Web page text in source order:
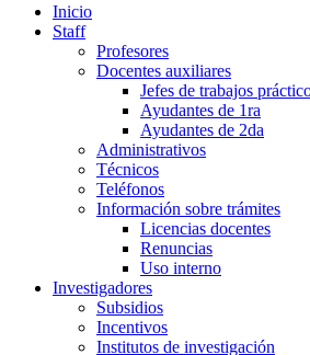
Inicio
Staff
Profesores
Docentes auxiliares
Jefes de trabajos
Ayudantes de 1ra
Ayudantes de 2da
Administrativos
Técnicos
Teléfonos
Información sobre trámites
Licencias docentes
Renuncias
Uso interno
Investigadores
Subsidios
Incentivos
Institutos de investigación